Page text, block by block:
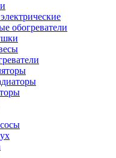
обогреватели